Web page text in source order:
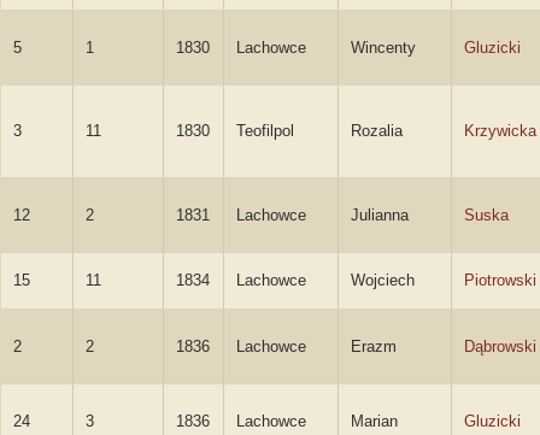
5 1 1830 Lachowce Wincenty Gluzicki
3 11 1830 Teofilpol Rozalia Krzywicka
12 2 1831 Lachowce Julianna Suska
15 11 1834 Lachowce Wojciech Piotrowski
2 2 1836 Lachowce Erazm Dąbrowski
24 3 1836 Lachowce Marian Gluzicki